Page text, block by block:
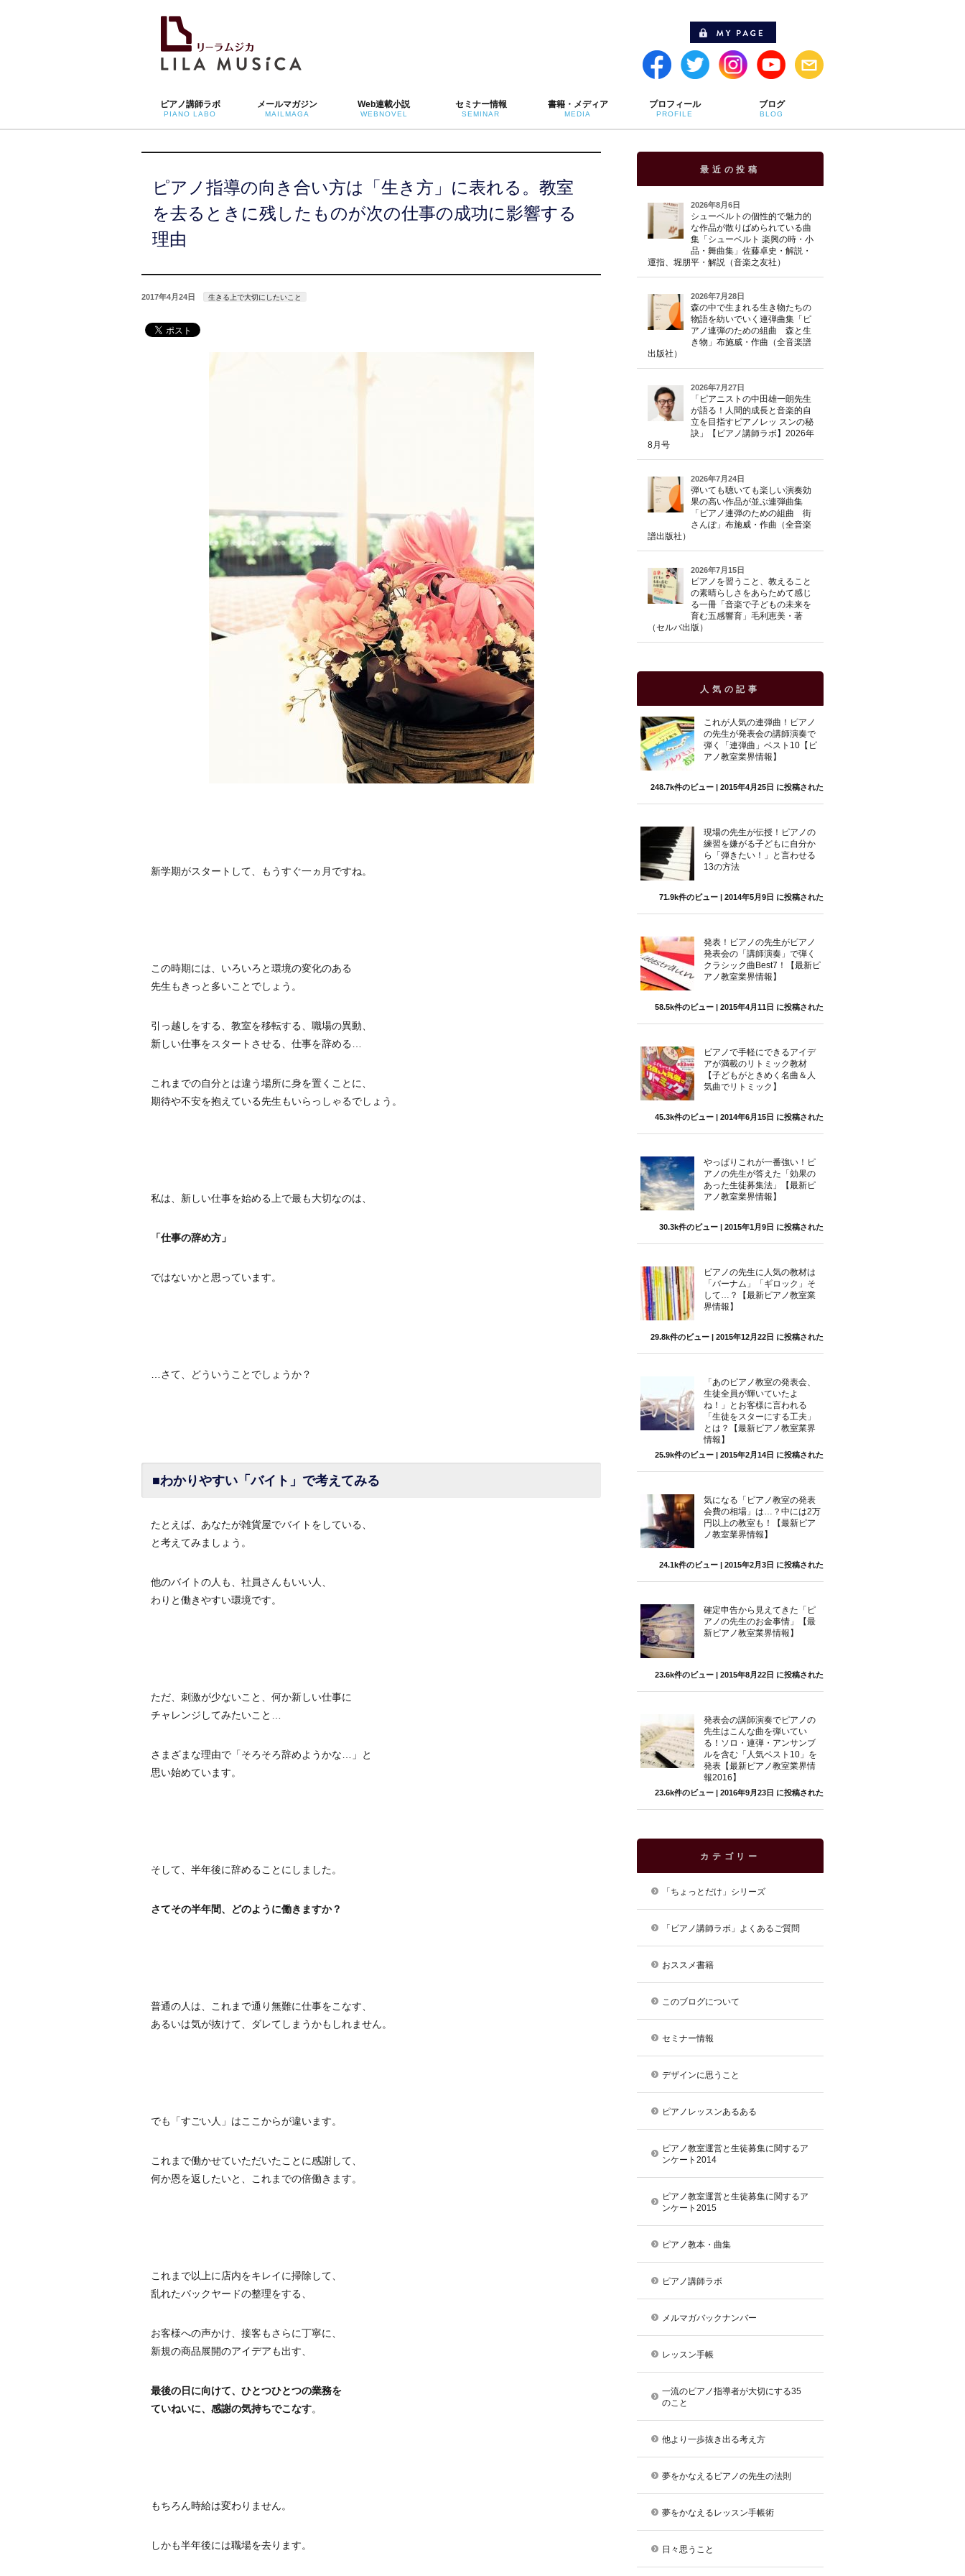
ピアノ講師ラボ
PIANO LABO
メールマガジン
MAILMAGA
Web連載小説
WEBNOVEL
セミナー情報
SEMINAR
書籍・メディア
MEDIA
プロフィール
PROFILE
ブログ
BLOG
ピアノ指導の向き合い方は「生き方」に表れる。教室
を去るときに残したものが次の仕事の成功に影響する
理由
2017年4月24日 生きる上で大切にしたいこと
新学期がスタートして、もうすぐ一ヵ月ですね。
この時期には、いろいろと環境の変化のある
先生もきっと多いことでしょう。
引っ越しをする、教室を移転する、職場の異動、
新しい仕事をスタートさせる、仕事を辞める…
これまでの自分とは違う場所に身を置くことに、
期待や不安を抱えている先生もいらっしゃるでしょう。
私は、新しい仕事を始める上で最も大切なのは、
「仕事の辞め方」
ではないかと思っています。
…さて、どういうことでしょうか？
■わかりやすい「バイト」で考えてみる
たとえば、あなたが雑貨屋でバイトをしている、
と考えてみましょう。
他のバイトの人も、社員さんもいい人、
わりと働きやすい環境です。
ただ、刺激が少ないこと、何か新しい仕事に
チャレンジしてみたいこと…
さまざまな理由で「そろそろ辞めようかな…」と
思い始めています。
そして、半年後に辞めることにしました。
さてその半年間、どのように働きますか？
普通の人は、これまで通り無難に仕事をこなす、
あるいは気が抜けて、ダレてしまうかもしれません。
でも「すごい人」はここからが違います。
これまで働かせていただいたことに感謝して、
何か恩を返したいと、これまでの倍働きます。
これまで以上に店内をキレイに掃除して、
乱れたバックヤードの整理をする、
お客様への声かけ、接客もさらに丁寧に、
新規の商品展開のアイデアも出す、
最後の日に向けて、ひとつひとつの業務を
ていねいに、感謝の気持ちでこなす。
もちろん時給は変わりません。
しかも半年後には職場を去ります。
最近の投稿
2026年8月6日
シューベルトの個性的で魅力的
な作品が散りばめられている曲
集「シューベルト 楽興の時・小
品・舞曲集」佐藤卓史・解説・
運指、堀朋平・解説（音楽之友社）
2026年7月28日
森の中で生まれる生き物たちの
物語を紡いでいく連弾曲集「ピ
アノ連弾のための組曲 森と生
き物」布施威・作曲（全音楽譜
出版社）
2026年7月27日
「ピアニストの中田雄一朗先生
が語る！人間的成長と音楽的自
立を目指すピアノレッ スンの秘
訣」【ピアノ講師ラボ】2026年
8月号
2026年7月24日
弾いても聴いても楽しい演奏効
果の高い作品が並ぶ連弾曲集
「ピアノ連弾のための組曲 街
さんぽ」布施威・作曲（全音楽
譜出版社）
2026年7月15日
ピアノを習うこと、教えること
の素晴らしさをあらためて感じ
る一冊「音楽で子どもの未来を
育む五感響育」毛利恵美・著
（セルバ出版）
人気の記事
これが人気の連弾曲！ピアノ
の先生が発表会の講師演奏で
弾く「連弾曲」ベスト10【ピ
アノ教室業界情報】
248.7k件のビュー | 2015年4月25日 に投稿された
現場の先生が伝授！ピアノの
練習を嫌がる子どもに自分か
ら「弾きたい！」と言わせる
13の方法
71.9k件のビュー | 2014年5月9日 に投稿された
発表！ピアノの先生がピアノ
発表会の「講師演奏」で弾く
クラシック曲Best7！【最新ピ
アノ教室業界情報】
58.5k件のビュー | 2015年4月11日 に投稿された
ピアノで手軽にできるアイデ
アが満載のリトミック教材
【子どもがときめく名曲＆人
気曲でリトミック】
45.3k件のビュー | 2014年6月15日 に投稿された
やっぱりこれが一番強い！ピ
アノの先生が答えた「効果の
あった生徒募集法」【最新ピ
アノ教室業界情報】
30.3k件のビュー | 2015年1月9日 に投稿された
ピアノの先生に人気の教材は
「バーナム」「ギロック」そ
して…？【最新ピアノ教室業
界情報】
29.8k件のビュー | 2015年12月22日 に投稿された
「あのピアノ教室の発表会、
生徒全員が輝いていたよ
ね！」とお客様に言われる
「生徒をスターにする工夫」
とは？【最新ピアノ教室業界
情報】
25.9k件のビュー | 2015年2月14日 に投稿された
気になる「ピアノ教室の発表
会費の相場」は…？中には2万
円以上の教室も！【最新ピア
ノ教室業界情報】
24.1k件のビュー | 2015年2月3日 に投稿された
確定申告から見えてきた「ピ
アノの先生のお金事情」【最
新ピアノ教室業界情報】
23.6k件のビュー | 2015年8月22日 に投稿された
発表会の講師演奏でピアノの
先生はこんな曲を弾いてい
る！ソロ・連弾・アンサンブ
ルを含む「人気ベスト10」を
発表【最新ピアノ教室業界情
報2016】
23.6k件のビュー | 2016年9月23日 に投稿された
カテゴリー
「ちょっとだけ」シリーズ
「ピアノ講師ラボ」よくあるご質問
おススメ書籍
このブログについて
セミナー情報
デザインに思うこと
ピアノレッスンあるある
ピアノ教室運営と生徒募集に関するア
ンケート2014
ピアノ教室運営と生徒募集に関するア
ンケート2015
ピアノ教本・曲集
ピアノ講師ラボ
メルマガバックナンバー
レッスン手帳
一流のピアノ指導者が大切にする35
のこと
他より一歩抜き出る考え方
夢をかなえるピアノの先生の法則
夢をかなえるレッスン手帳術
日々思うこと